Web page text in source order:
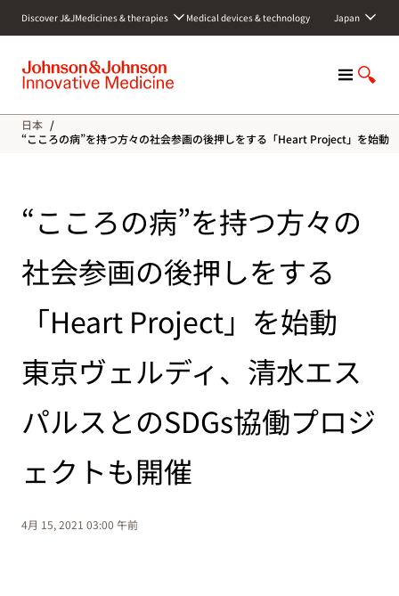
c
Discover J&JMedicines & therapies Medical devices & technology Japan
M
n
u
S
o
w
日本 /
“こころの病”を持つ方々の社会参画の後押しをする「Heart Project」を始
“こころの病”を持つ方々の
社会参画の後押しをする
「Heart Project」を始動
東京ヴェルディ、清水エス
パルスとのSDGs協働プロジ
ェクトも開催
4月 15, 2021 03:00 午前